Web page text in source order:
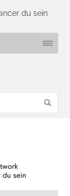
du sein